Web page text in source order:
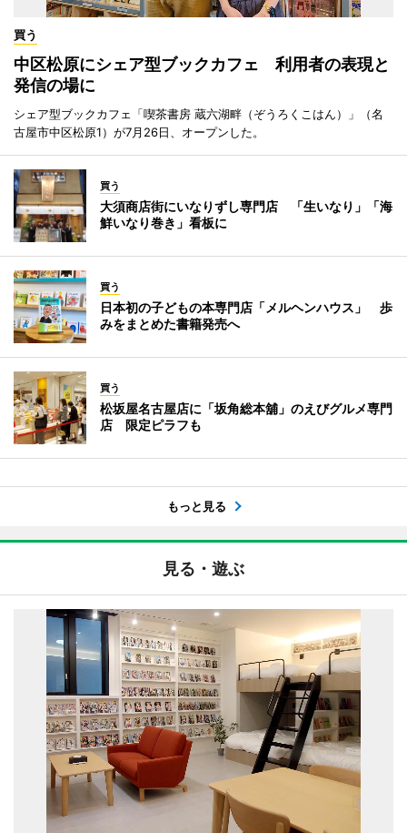
買う
中区松原にシェア型ブックカフェ 利用者の表現と
発信の場に
シェア型ブックカフェ「喫茶書房 蔵六湖畔（ぞうろくこはん）」（名
古屋市中区松原1）が7月26日、オープンした。
買う
大須商店街にいなりずし専門店 「生いなり」「海
鮮いなり巻き」看板に
買う
日本初の子どもの本専門店「メルヘンハウス」 歩
みをまとめた書籍発売へ
買う
松坂屋名古屋店に「坂角総本舖」のえびグルメ専門
店 限定ピラフも
もっと見る
見る・遊ぶ